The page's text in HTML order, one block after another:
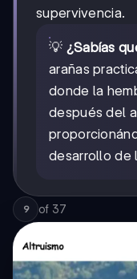
supervivencia.
💡 ¿Sabías
arañas
donde la
después del
desarrollo de
9 of 37